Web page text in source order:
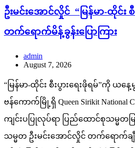
ဦးမင်းအောင်လှိုင် “မြန်မာ-ထိုင်း
တက်ရောက်မိန့်ခွန်းပြောကြား
admin
August 7, 2026
“မြန်မာ-ထိုင်း စီးပွားရေးဖိုရမ်”ကို ယန
ဗန်ကောက်မြို့ရှိ Queen Sirikit National
ကျင်းပပြုလုပ်ရာ ပြည်ထောင်စုသမ္မတမ
သမ္မတ ဦးမင်းအောင်လှိုင် တက်ရောက်ချီး